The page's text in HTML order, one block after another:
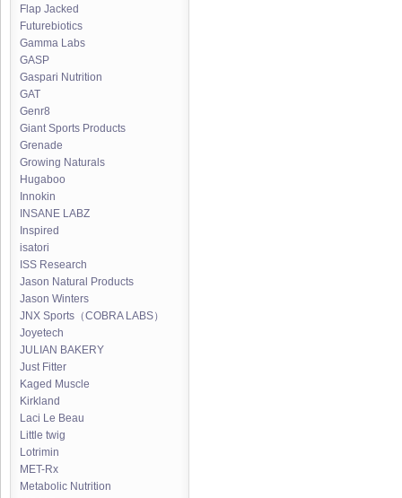
Flap Jacked
Futurebiotics
Gamma Labs
GASP
Gaspari Nutrition
GAT
Genr8
Giant Sports Products
Grenade
Growing Naturals
Hugaboo
Innokin
INSANE LABZ
Inspired
isatori
ISS Research
Jason Natural Products
Jason Winters
JNX Sports（COBRA LABS）
Joyetech
JULIAN BAKERY
Just Fitter
Kaged Muscle
Kirkland
Laci Le Beau
Little twig
Lotrimin
MET-Rx
Metabolic Nutrition